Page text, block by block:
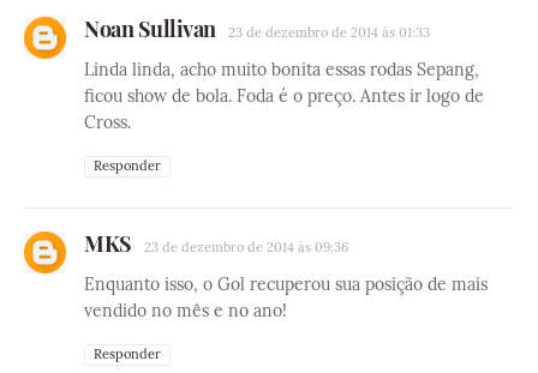
Noan Sullivan 23 de dezembro de 2014 às 01:33
Linda linda, acho muito bonita essas rodas Sepang,
ficou show de bola. Foda é o preço. Antes ir logo de
Cross.
Responder
MKS 23 de dezembro de 2014 às 09:36
Enquanto isso, o Gol recuperou sua posição de mais
vendido no mês e no ano!
Responder